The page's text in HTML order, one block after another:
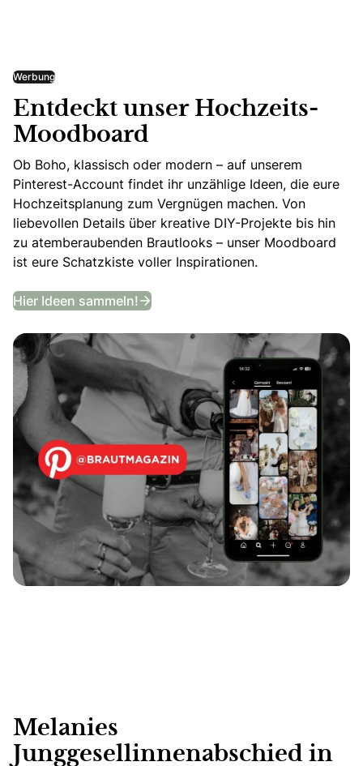
Werbung
Entdeckt unser Hochzeits-
Moodboard
Ob Boho, klassisch oder modern – auf unserem
Pinterest-Account findet ihr unzählige Ideen, die eure
Hochzeitsplanung zum Vergnügen machen. Von
liebevollen Details über kreative DIY-Projekte bis hin
zu atemberaubenden Brautlooks – unser Moodboard
ist eure Schatzkiste voller Inspirationen.
Hier Ideen sammeln! Entdeckt unser Hochzeits-
Melanies
Junggesellinnenabschied in